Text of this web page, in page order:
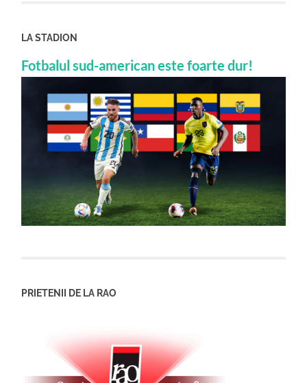
LA STADION
Fotbalul sud-american este foarte dur!
PRIETENII DE LA RAO